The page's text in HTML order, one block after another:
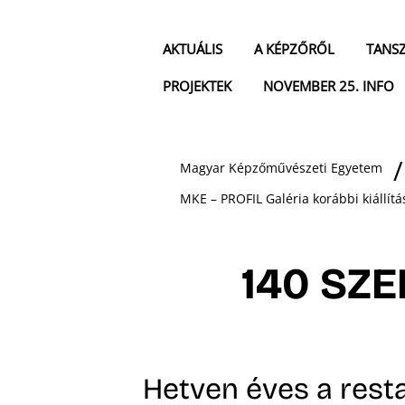
AKTUÁLIS A KÉPZŐRŐL
PROJEKTEK
NOVEMBER 25. INFO
Magyar Képzőművészeti Egyetem
MKE – PROFIL Galéria korábbi
140
Hetven éves a